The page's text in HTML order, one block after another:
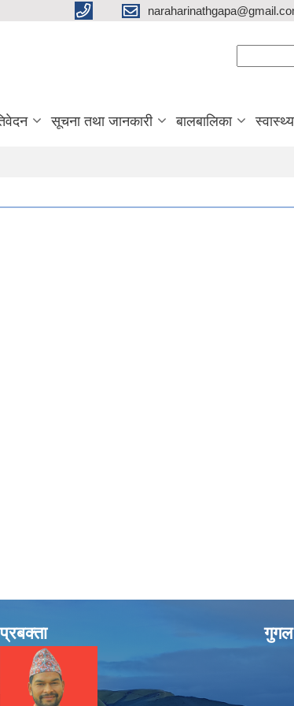
सूचना तथा जानकारी बालबालिका
प्रबक्ता गुगल